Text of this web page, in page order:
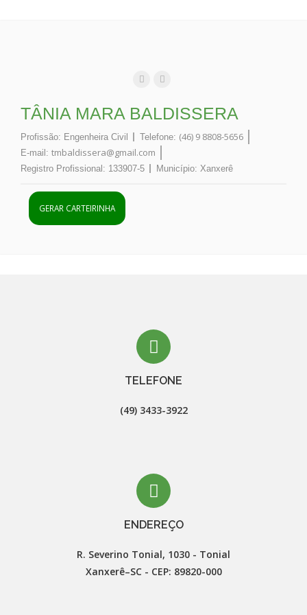
TÂNIA MARA BALDISSERA
Profissão: Engenheira Civil Telefone: (46) 9 8808-5656
E-mail: tmbaldissera@gmail.com
Registro Profissional: 133907-5 Município: Xanxerê
TELEFONE
(49) 3433-3922
ENDEREÇO
R. Severino Tonial, 1030 - Tonial
Xanxerê–SC - CEP: 89820-000